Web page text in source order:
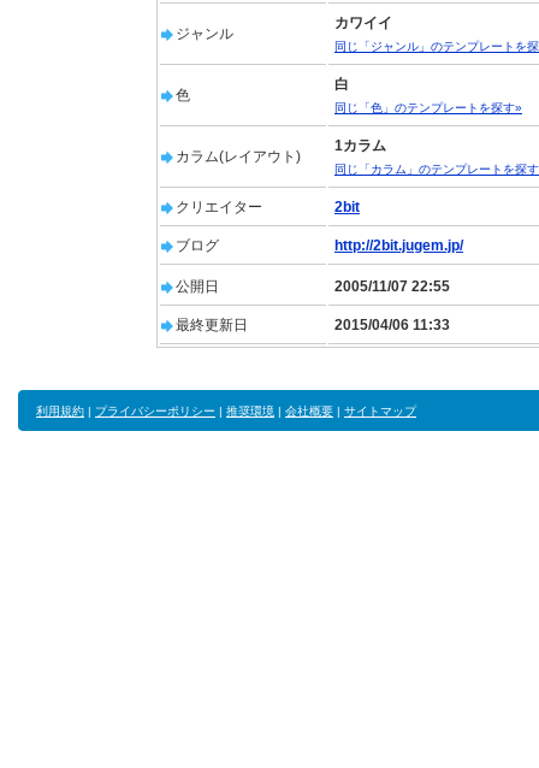
ジャンル
カワイイ
同じ「ジャンル」のテンプレートを
色
白
同じ「色」のテンプレートを探す»
カラム(レイアウト)
1カラム
同じ「カラム」のテンプレートを探
クリエイター 2bit
ブログ http://2bit.jugem.jp/
公開日 2005/11/07 22:55
最終更新日 2015/04/06 11:33
利用規約 | プライバシーポリシー | 推奨環境 | 会社概要 | サイトマップ